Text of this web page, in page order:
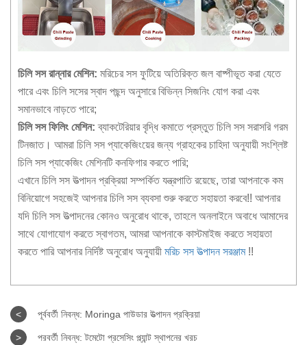
চিলি সস রান্নার মেশিন: মরিচের সস ফুটিয়ে অতিরিক্ত জল বাষ্পীভূত করা যেতে
পারে এবং চিলি সসের স্বাদ পছন্দ অনুসারে বিভিন্ন সিজনিং যোগ করা এবং
সমানভাবে নাড়তে পারে;
চিলি সস ফিলিং মেশিন: ব্যাকটেরিয়ার বৃদ্ধি কমাতে প্রস্তুত চিলি সস সরাসরি গরম
টিনজাত। আমরা চিলি সস প্যাকেজিংয়ের জন্য গ্রাহকের চাহিদা অনুযায়ী সংশ্লিষ্ট
চিলি সস প্যাকেজিং মেশিনটি কনফিগার করতে পারি;
এখানে চিলি সস উত্পাদন প্রক্রিয়া সম্পর্কিত যন্ত্রপাতি রয়েছে, তারা আপনাকে কম
বিনিয়োগে সহজেই আপনার চিলি সস ব্যবসা শুরু করতে সহায়তা করবে!! আপনার
যদি চিলি সস উত্পাদনের কোনও অনুরোধ থাকে, তাহলে অনলাইনে অবাধে আমাদের
সাথে যোগাযোগ করতে স্বাগতম, আমরা আপনাকে কাস্টমাইজ করতে সহায়তা
করতে পারি আপনার নির্দিষ্ট অনুরোধ অনুযায়ী মরিচ সস উত্পাদন সরঞ্জাম!!
< পূর্ববর্তী নিবন্ধ: Moringa পাউডার উত্পাদন প্রক্রিয়া
> পরবর্তী নিবন্ধ: টমেটো প্রসেসিং প্ল্যান্ট স্থাপনের খরচ